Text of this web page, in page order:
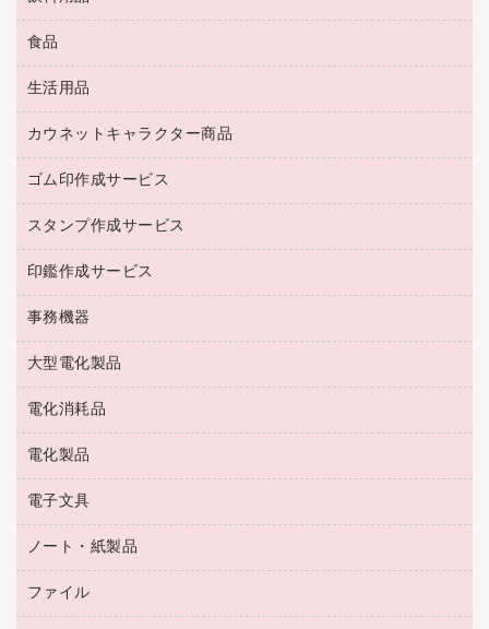
ＨＤＤ／ＳＳＤ
ディスプレイモニター
アウター
防災用備蓄食品・飲料
台車・脚立
倉庫収納用品
作業用雑貨
梱包用品
梱包用テープ
工場用品
園芸用品
ペット用品
緑茶飲料
茶葉・インスタント
紅茶・バラエティ飲料
レギュラーコーヒー
ミルク・シュガー
ソフトドリンク
コーヒーメーカー・備品
インスタントコーヒー
お茶備品
食品
食品
生活用品
浴室用品
台所用洗剤
掃除用品
掃除用洗剤
洗濯用品
消臭・芳香剤
殺虫剤
飲食用消耗品
飲食雑貨用品
ハンドソープ・石鹸
トイレ用品
トイレ用洗剤
カウネットキャラクター商品
カウネットキャラクター商品
ゴム印作成サービス
ゴム印作成サービス
ゴム印（一行印）作成サービス
ゴム印（フリーサイズ印）作成サービス
スタンプ作成サービス
シヤチハタスタンプ作成サービス
カウネットスタンプ作成サービス
印鑑作成サービス
印鑑作成サービス
事務機器
大型シュレッダー（共配）
レーザーポインター
ラミネートフィルム
ラミネータ
タイムレコーダー
シュレッダ
ＯＨＰ用品
大型電化製品
冷蔵庫・キッチン・調理家電
テレビ・ＡＶ機器
電化消耗品
電球・蛍光灯
乾電池・充電池
フィルム・カメラ用品
デスクライト
アルバム
電化製品
掃除機・クリーナー
空調・季節家電
その他電化製品
キッチン・調理家電
電子文具
電卓
ラベルテープ
ノート・紙製品
封筒
ファイル